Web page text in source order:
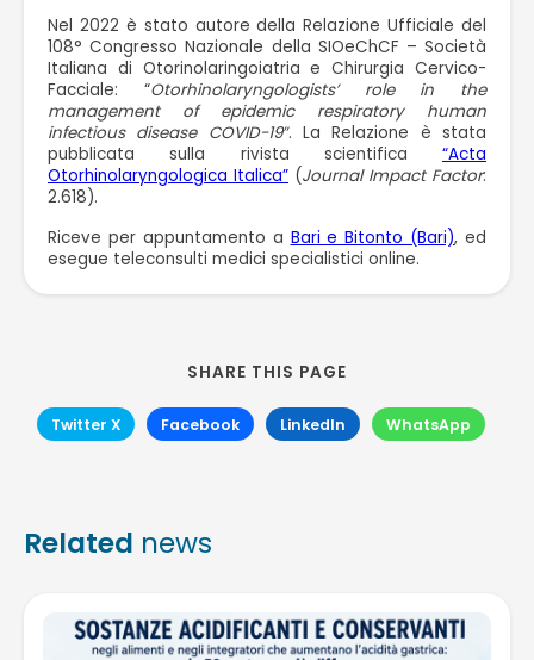
Nel 2022 è stato autore della Relazione Ufficiale del
108° Congresso Nazionale della SIOeChCF – Società
Italiana di Otorinolaringoiatria e Chirurgia Cervico-
Facciale: “Otorhinolaryngologists’ role in the
management of epidemic respiratory human
infectious disease COVID-19″. La Relazione è stata
pubblicata sulla rivista scientifica “Acta
Otorhinolaryngologica Italica” (Journal Impact Factor:
2.618).
Riceve per appuntamento a Bari e Bitonto (Bari), ed
esegue teleconsulti medici specialistici online.
SHARE THIS PAGE
Twitter X Facebook LinkedIn WhatsApp
Related news